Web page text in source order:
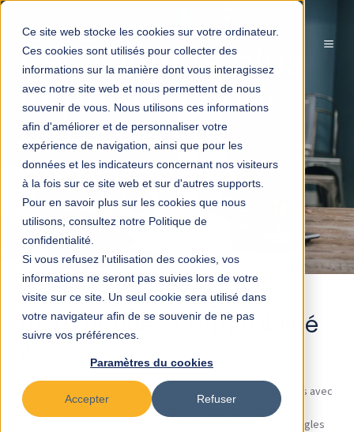
Ce site web stocke les cookies sur votre ordinateur.
Ces cookies sont utilisés pour collecter des
informations sur la manière dont vous interagissez
avec notre site web et nous permettent de nous
souvenir de vous. Nous utilisons ces informations
afin d'améliorer et de personnaliser votre
expérience de navigation, ainsi que pour les
données et les indicateurs concernant nos visiteurs
à la fois sur ce site web et sur d'autres supports.
Pour en savoir plus sur les cookies que nous
utilisons, consultez notre Politique de
confidentialité.
Si vous refusez l'utilisation des cookies, vos
informations ne seront pas suivies lors de votre
visite sur ce site. Un seul cookie sera utilisé dans
votre navigateur afin de se souvenir de ne pas
suivre vos préférences.
Paramètres du cookies
Accepter Refuser
L’élément le plus
important pour
une bonne
comptabilité ?
ParAdmin 2 min de lecture 09/07/25 14:14
Une « bonne » comptabilité
Déjà qu’est-ce qu’une “ bonne
” comptabilité ? Commençons avec
une définition de ce qu’est ou pourrait-être une bonne
comptabilité. Pour commencer, il faut la réaliser dans les “règles